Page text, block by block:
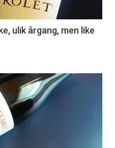
ulik årgang, men like